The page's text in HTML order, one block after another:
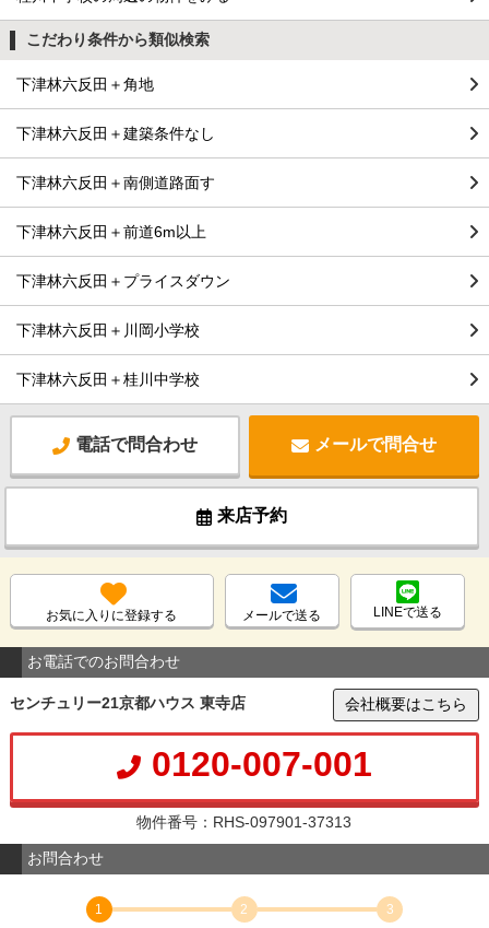
こだわり条件から類似検索
下津林六反田＋角地
下津林六反田＋建築条件なし
下津林六反田＋南側道路面す
下津林六反田＋前道6m以上
下津林六反田＋プライスダウン
下津林六反田＋川岡小学校
下津林六反田＋桂川中学校
電話で問合わせ メールで問合せ
来店予約
お気に入りに登録する メールで送る LINEで送る
お電話でのお問合わせ
センチュリー21京都ハウス 東寺店 会社概要はこちら
0120-007-001
物件番号：RHS-097901-37313
お問合わせ
1
2
3